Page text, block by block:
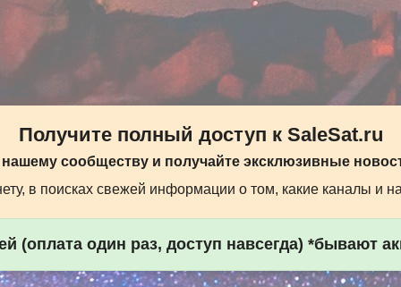
Получите полный доступ к SaleSat.ru
сообществу и получайте эксклюзивные
в поисках свежей информации о том, какие каналы и
(оплата один раз, доступ навсегда) *бывают